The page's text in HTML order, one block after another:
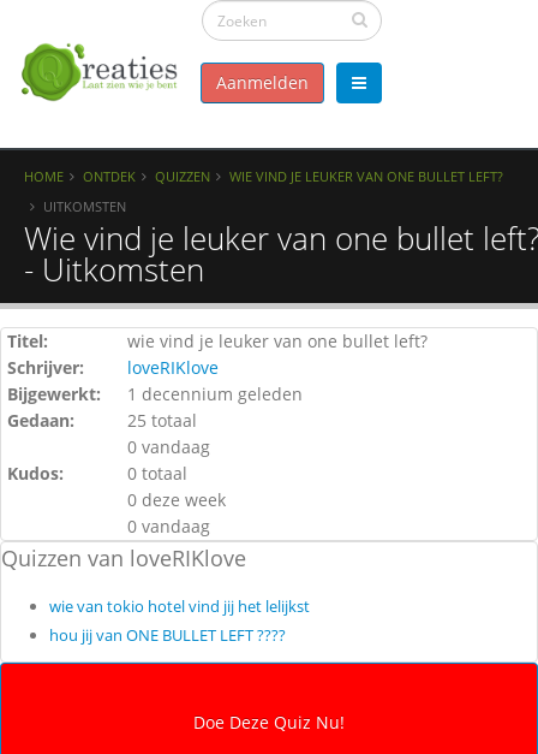
Aanmelden
HOME ONTDEK QUIZZEN
WIE VIND JE LEUKER VAN ONE BULLET LEFT?
UITKOMSTEN
Wie vind je leuker van one bullet
- Uitkomsten
Titel:
wie vind je leuker van one bullet left?
Schrijver:
loveRIKlove
Bijgewerkt:
1 decennium geleden
Gedaan:
25 totaal
0 vandaag
Kudos:
0 totaal
0 deze week
0 vandaag
Quizzen van loveRIKlove
wie van tokio hotel vind jij het lelijkst
hou jij van ONE BULLET LEFT ????